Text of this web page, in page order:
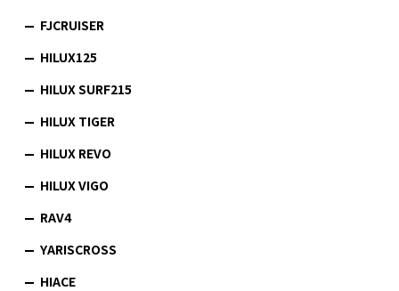
FJCRUISER
HILUX125
HILUX SURF215
HILUX TIGER
HILUX REVO
HILUX VIGO
RAV4
YARISCROSS
HIACE